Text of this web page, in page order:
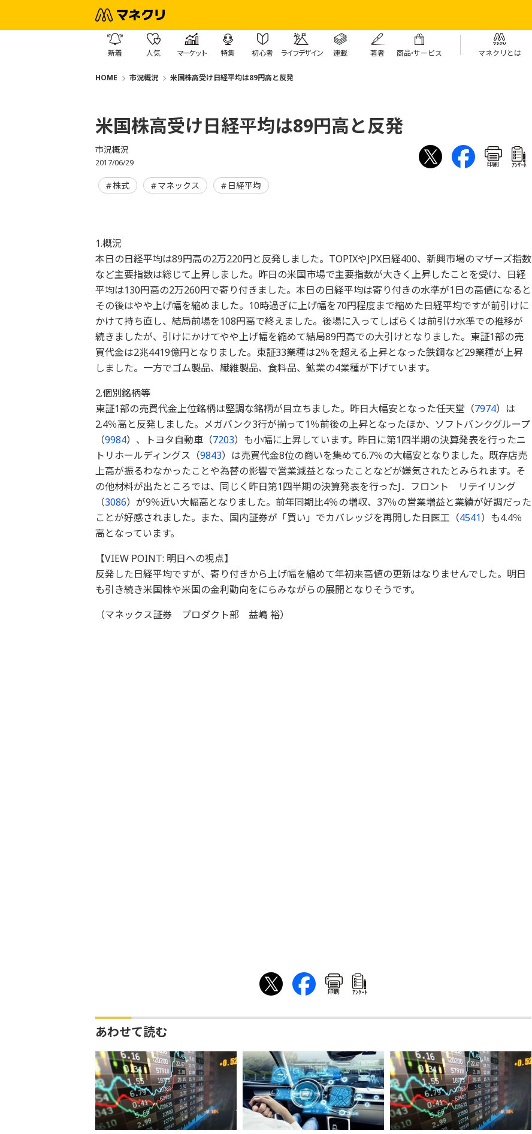
新着 人気 マーケット 特集 初心者 ライフデザイン 連載 著者 商品・サービス マネクリとは
HOME 市況概況 米国株高受け日経平均は89円高と反発
米国株高受け日経平均は89円高と反発
市況概況
2017/06/29 印刷 ｱﾝｹｰﾄ
株式 マネックス 日経平均
1.概況
本日の日経平均は89円高の2万220円と反発しました。TOPIXやJPX日経400、新興市場のマザーズ指数
など主要指数は総じて上昇しました。昨日の米国市場で主要指数が大きく上昇したことを受け、日経
平均は130円高の2万260円で寄り付きました。本日の日経平均は寄り付きの水準が1日の高値になると
その後はやや上げ幅を縮めました。10時過ぎに上げ幅を70円程度まで縮めた日経平均ですが前引けに
かけて持ち直し、結局前場を108円高で終えました。後場に入ってしばらくは前引け水準での推移が
続きましたが、引けにかけてやや上げ幅を縮めて結局89円高での大引けとなりました。東証1部の売
買代金は2兆4419億円となりました。東証33業種は2％を超える上昇となった鉄鋼など29業種が上昇
しました。一方でゴム製品、繊維製品、食料品、鉱業の4業種が下げています。
2.個別銘柄等
東証1部の売買代金上位銘柄は堅調な銘柄が目立ちました。昨日大幅安となった任天堂（7974）は
2.4％高と反発しました。メガバンク3行が揃って1％前後の上昇となったほか、ソフトバンクグループ
（9984）、トヨタ自動車（7203）も小幅に上昇しています。昨日に第1四半期の決算発表を行ったニ
トリホールディングス（9843）は売買代金8位の商いを集めて6.7％の大幅安となりました。既存店売
上高が振るわなかったことや為替の影響で営業減益となったことなどが嫌気されたとみられます。そ
の他材料が出たところでは、同じく昨日第1四半期の決算発表を行ったJ．フロント リテイリング
（3086）が9％近い大幅高となりました。前年同期比4％の増収、37％の営業増益と業績が好調だった
ことが好感されました。また、国内証券が「買い」でカバレッジを再開した日医工（4541）も4.4％
高となっています。
【VIEW POINT: 明日への視点】
反発した日経平均ですが、寄り付きから上げ幅を縮めて年初来高値の更新はなりませんでした。明日
も引き続き米国株や米国の金利動向をにらみながらの展開となりそうです。
（マネックス証券 プロダクト部 益嶋 裕）
印刷 ｱﾝｹｰﾄ
あわせて読む